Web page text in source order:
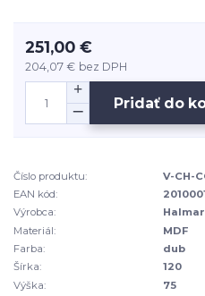
251,00 €
204,07 € bez DPH
Pridať do
Číslo produktu:
V-CH-
EAN kód:
Výrobca:
Halmar
Materiál:
MDF
Farba:
dub
Šírka:
120
Výška:
75